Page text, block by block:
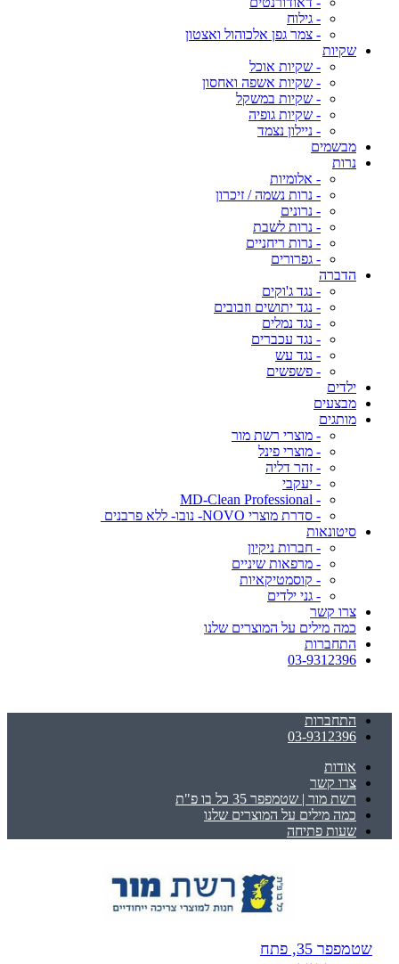
- גילוח
- צמר גפן אלכוהול ואצטון
שקיות
- שקיות אוכל
- שקיות אשפה ואחסון
- שקיות במשקל
- שקיות גופיה
- ניילון נצמד
מבשמים
נרות
- אלומיות
- נרות נשמה / זיכרון
- נרונים
- נרות לשבת
- נרות ריחניים
- גפרורים
הדברה
- נגד ג'וקים
- נגד יתושים וזבובים
- נגד נמלים
- נגד עכברים
- נגד עש
- פשפשים
ילדים
מבצעים
מותגים
- מוצרי רשת מור
- מוצרי פינל
- זהר דליה
- יעקבי
- MD-Clean Professional
- סדרת מוצרי NOVO- נובו- ללא פרבנים
סיטונאות
- חברות ניקיון
- מרפאות שיניים
- קוסמטיקאיות
- גני ילדים
צרו קשר
כמה מילים על המוצרים שלנו
התחברות
03-9312396
התחברות
03-9312396
אודות
צרו קשר
רשת מור | שטמפפר 35 כל בו פ"ת
כמה מילים על המוצרים שלנו
שעות פתיחה
שטמפפר 35, פתח